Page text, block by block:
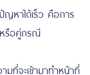
หาได้เร็ว คือการ
หรือคู่กรณี
ที่จะเข้ามาทำหน้าที่